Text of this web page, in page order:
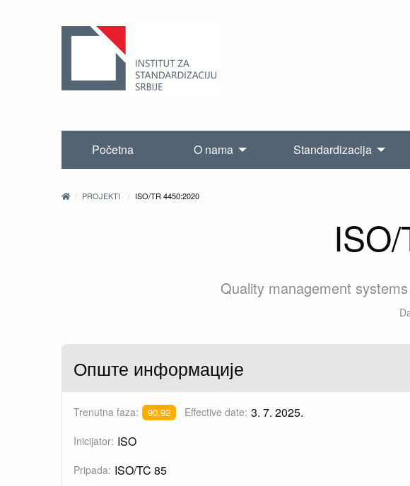
Početna O nama Standardizacija
PROJEKTI ISO/TR 4450:2020
Quality management
Опште информације
Trenutna faza: 90.92 Effective date: 3. 7. 2025.
Inicijator: ISO
Pripada: ISO/TC 85